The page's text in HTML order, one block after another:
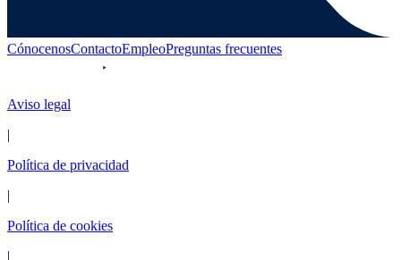
CónocenosContactoEmpleoPreguntas frecuentes
Aviso legal
|
Política de privacidad
|
Política de cookies
|